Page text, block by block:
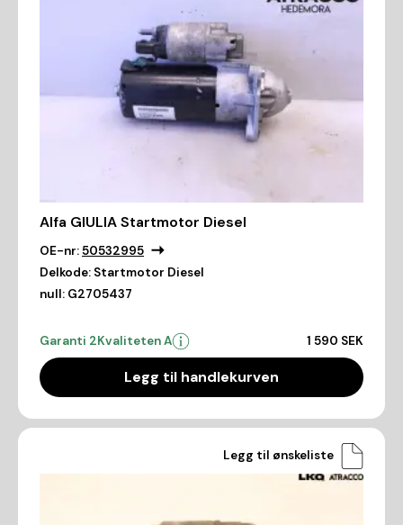
Alfa GIULIA Startmotor Diesel
OE-nr:50532995
Delkode: Startmotor Diesel
null: G2705437
Garanti 2Kvaliteten A 1 590 SEK
Legg til handlekurven
Legg til ønskeliste